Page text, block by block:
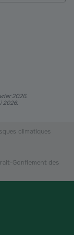
2026.
2026.
climatiques
Gonflement des